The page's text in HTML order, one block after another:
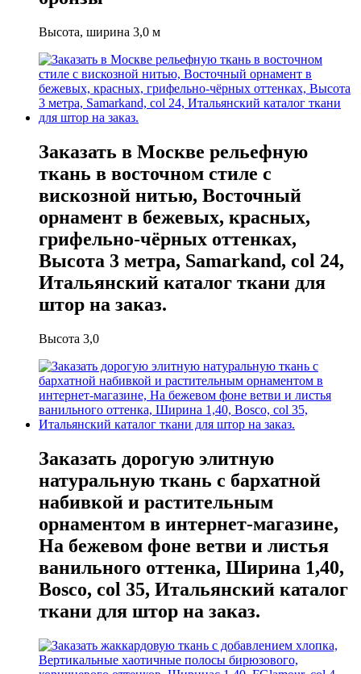
Высота, ширина 3,0 м
Заказать в Москве рельефную
ткань в восточном стиле с
вискозной нитью, Восточный
орнамент в бежевых, красных,
грифельно-чёрных оттенках,
Высота 3 метра, Samarkand, col 24,
Итальянский каталог ткани для
штор на заказ.
Высота 3,0
Заказать дорогую элитную
натуральную ткань с бархатной
набивкой и растительным
орнаментом в интернет-магазине,
На бежевом фоне ветви и листья
ванильного оттенка, Ширина 1,40,
Bosco, col 35, Итальянский каталог
ткани для штор на заказ.